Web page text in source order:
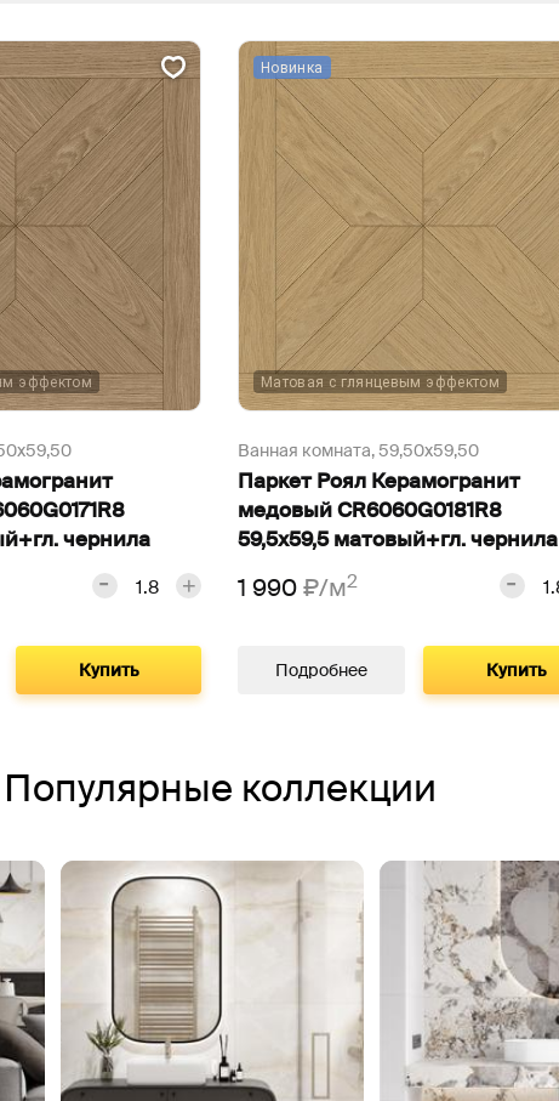
эффектом
чернила
Купить
Новинка
Матовая с глянцевым эффектом
Ванная комната,59,50х59,50
Паркет Роял Керамогранит
медовый CR6060G0181R8
59,5х59,5 матовый+гл. чернила
1 990₽/м2
Подробнее Купить
Популярные коллекции